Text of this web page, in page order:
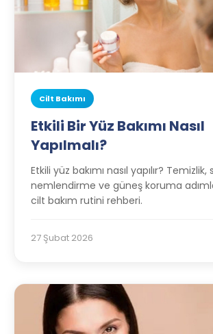
Cilt Bakımı
Etkili Bir Yüz Bakımı Nasıl
Yapılmalı?
Etkili yüz bakımı nasıl yapılır?
nemlendirme ve güneş koruma
cilt bakım rutini rehberi.
27 Şubat 2026